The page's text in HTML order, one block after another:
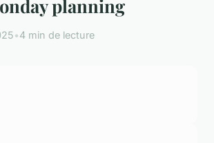
planning
•4 min de lecture